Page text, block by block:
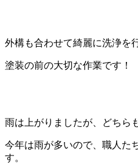
外構も合わせて綺麗に洗浄を
塗装の前の大切な作業です！
雨は上がりましたが、どちら
今年は雨が多いので、職人た
す。